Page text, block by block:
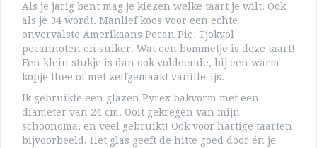
Als je jarig bent mag je kiezen welke taart je wilt. Ook
als je 34 wordt. Manlief koos voor een echte
onvervalste Amerikaans Pecan Pie. Tjokvol
pecannoten en suiker. Wat een bommetje is deze taart!
Een klein stukje is dan ook voldoende, bij een warm
kopje thee of met zelfgemaakt vanille-ijs.
Ik gebruikte een glazen Pyrex bakvorm met een
diameter van 24 cm. Ooit gekregen van mijn
schoonoma, en veel gebruikt! Ook voor hartige taarten
bijvoorbeeld. Het glas geeft de hitte goed door én je